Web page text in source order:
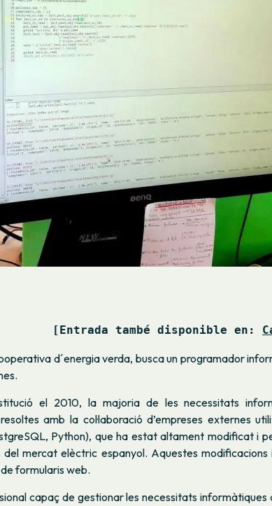
[Entrada també disponible en:
d´energia verda, busca un programador
el 2010, la majoria de les necessitats
amb la col·laboració d’empreses externes
Python), que ha estat altament modificat i
mercat elèctric espanyol. Aquestes modificacions
formularis web.
capaç de gestionar les necessitats informàtiques